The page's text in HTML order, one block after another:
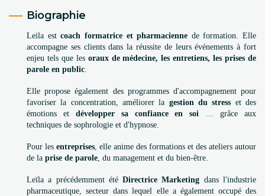
Biographie
Leila estcoach formatrice et pharmacienne de formation. Elle
accompagne ses clients dans la réussite de leurs événements à fort
enjeu tels que lesoraux de médecine, les entretiens, les prises de
parole en public.
Elle propose également des programmes d'accompagnement pour
favoriser la concentration, améliorer la gestion du stress et des
émotions et développer sa confiance en soi … grâce aux
techniques de sophrologie et d'hypnose.
Pour les entreprises, elle anime des formations et des ateliers autour
de la prise de parole, du management et du bien-être.
Leïla a précédemment étéDirectrice Marketing dans l'industrie
pharmaceutique, secteur dans lequel elle a également occupé des